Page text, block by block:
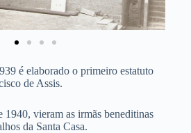
é elaborado o primeiro estatuto
de Assis.
1940, vieram as irmãs beneditinas
da Santa Casa.